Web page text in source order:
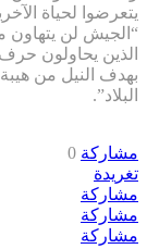
يتعرضوا لحياة
“الجيش لن يتهاون
الذين يحاولون
بهدف النيل من هيبة
البلاد”.
مشاركة 0
تغريدة
مشاركة
مشاركة
مشاركة